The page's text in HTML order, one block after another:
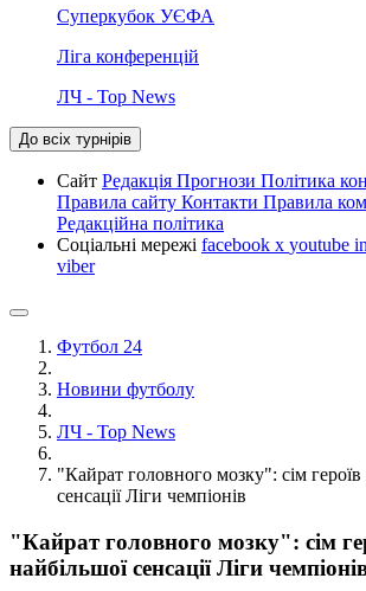
Суперкубок УЄФА
Ліга конференцій
ЛЧ - Top News
До всіх турнірів
Сайт Редакція Прогнози Політика
Правила сайту Контакти Правила
Редакційна політика
Соціальні мережі facebook x youtube
viber
Футбол 24
Новини футболу
ЛЧ - Top News
"Кайрат головного мозку": сім героїв
сенсації Ліги чемпіонів
"Кайрат головного мозку": сім
найбільшої сенсації Ліги